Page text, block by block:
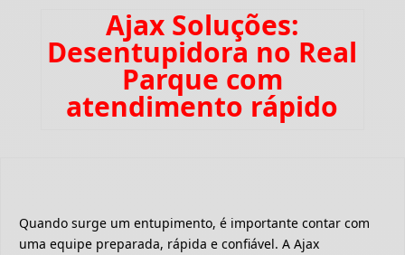
Ajax Soluções:
Desentupidora no Real
Parque com
atendimento rápido
Quando surge um entupimento, é importante contar com
uma equipe preparada, rápida e confiável. A Ajax